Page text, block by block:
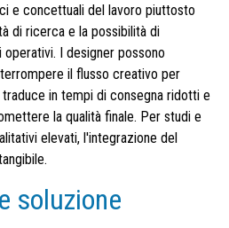
e concettuali del lavoro piuttosto
di ricerca e la possibilità di
I designer possono
il flusso creativo per
in tempi di consegna ridotti e
la qualità finale. Per studi e
elevati, l'integrazione del
soluzione